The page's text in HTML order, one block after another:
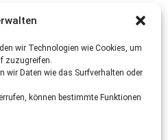
wir Technologien wie Cookies, um
zuzugreifen.
wir Daten wie das Surfverhalten oder
können bestimmte Funktionen